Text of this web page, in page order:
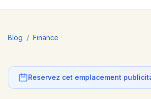
Blog / Finance
Reservez cet emplacement